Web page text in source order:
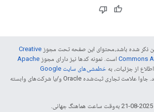
ذکر شده باشد،‌محتوای این صفحه تحت مجوز Creative
Commons است. نمونه کدها نیز دارای مجوز Apache
از جزئیات، به
خطمشی‌های سایت Google
مراجعه کنید. جاوا علامت تجاری ثبت‌شده Oracle و/یا شرکت‌های وابسته